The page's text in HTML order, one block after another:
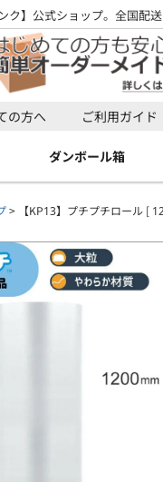
】公式ショップ。全国配
の方へ ご利用ガイド
ダンボール箱
【KP13】プチプチロール [